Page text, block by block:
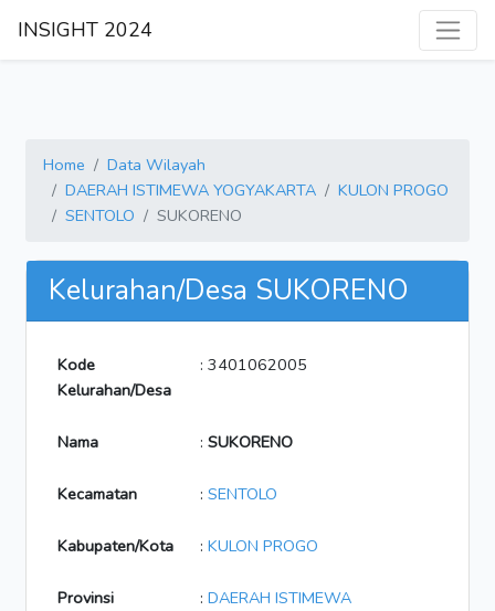
INSIGHT 2024
Home
Data Wilayah
DAERAH ISTIMEWA YOGYAKARTA
KULON PROGO
SENTOLO
SUKORENO
Kelurahan/Desa SUKORENO
Kode
Kelurahan/Desa
: 3401062005
Nama : SUKORENO
Kecamatan : SENTOLO
Kabupaten/Kota : KULON PROGO
Provinsi : DAERAH ISTIMEWA